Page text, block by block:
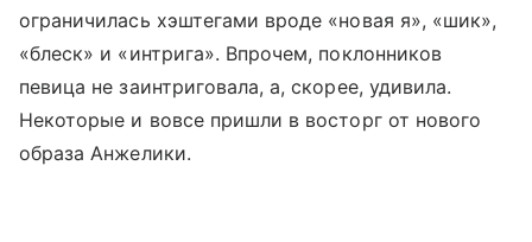
ограничилась хэштегами вроде «новая я», «шик»,
«блеск» и «интрига». Впрочем, поклонников
певица не заинтриговала, а, скорее, удивила.
Некоторые и вовсе пришли в восторг от нового
образа Анжелики.